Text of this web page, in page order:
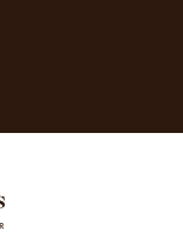
devenir